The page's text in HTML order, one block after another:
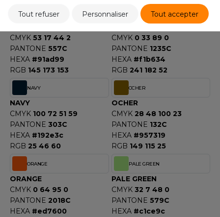
MOSS GREEN
CMYK 53 17 44 2
PANTONE 557C
HEXA #91ad99
RGB 145 173 153
MUSTARD
CMYK 0 33 89 0
PANTONE 1235C
HEXA #f1b634
RGB 241 182 52
NAVY
NAVY
CMYK 100 72 51 59
PANTONE 303C
HEXA #192e3c
RGB 25 46 60
OCHER
OCHER
CMYK 28 48 100 23
PANTONE 132C
HEXA #957319
RGB 149 115 25
ORANGE
ORANGE
CMYK 0 64 95 0
PANTONE 2018C
HEXA #ed7600
PALE GREEN
PALE GREEN
CMYK 32 7 48 0
PANTONE 579C
HEXA #c1ce9c
Tout refuser Personnaliser Tout accepter